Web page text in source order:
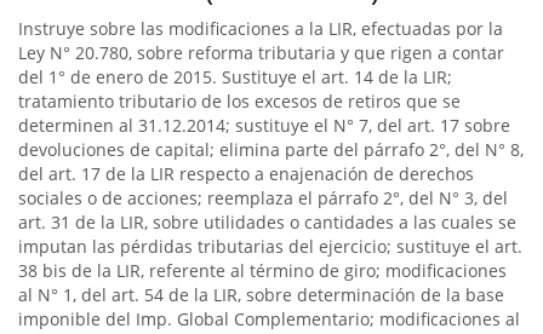
Instruye sobre las modificaciones a la LIR, efectuadas por la
Ley N° 20.780, sobre reforma tributaria y que rigen a contar
del 1° de enero de 2015. Sustituye el art. 14 de la LIR;
tratamiento tributario de los excesos de retiros que se
determinen al 31.12.2014; sustituye el N° 7, del art. 17 sobre
devoluciones de capital; elimina parte del párrafo 2°, del N° 8,
del art. 17 de la LIR respecto a enajenación de derechos
sociales o de acciones; reemplaza el párrafo 2°, del N° 3, del
art. 31 de la LIR, sobre utilidades o cantidades a las cuales se
imputan las pérdidas tributarias del ejercicio; sustituye el art.
38 bis de la LIR, referente al término de giro; modificaciones
al N° 1, del art. 54 de la LIR, sobre determinación de la base
imponible del Imp. Global Complementario; modificaciones al